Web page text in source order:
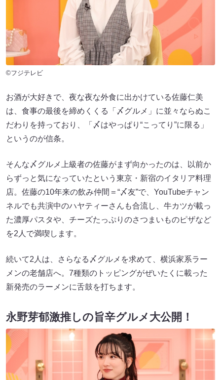
©フジテレビ
お酒が大好きで、夜な夜な外食に出かけている佐藤仁美
は、食事の最後を締めくくる「〆グルメ」に並々ならぬこ
だわりを持っており、「〆はやっぱり“こってり”に限る」
というのが信条。
そんな〆グルメ上級者の佐藤がまず向かったのは、以前か
らずっと気になっていたという東京・新宿のイタリア料理
店。佐藤の10年来の飲み仲間＝“〆友”で、YouTubeチャン
ネルでも共演中のハヤティーさんも合流し、牛カツが載っ
た濃厚パスタや、チーズたっぷりのさつまいものピザなど
を2人で満喫します。
続いて2人は、さらなる〆グルメを求めて、横浜家系ラー
メンの老舗店へ。7種類のトッピングがぜいたくに載った
新発売のラーメンに舌鼓を打ちます。
永野芽郁激推しの旨辛グルメ大公開！